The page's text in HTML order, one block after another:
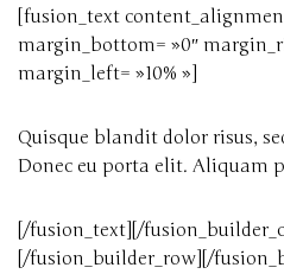
[fusion_text
margin_bottom= »0″
margin_left= »10% »]
Quisque blandit dolor risus,
Donec eu porta elit. Aliquam
[/fusion_text][/
[/fusion_builder_row][/